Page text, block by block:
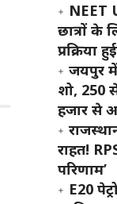
NEET
छात्रों के
प्रक्रिया
जयपुर में
शो, 250
हजार से
राहत!
परिणाम’
E20